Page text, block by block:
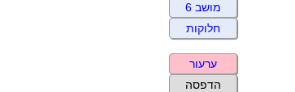
מושב 6
חלוקות
ערעור
הדפסה